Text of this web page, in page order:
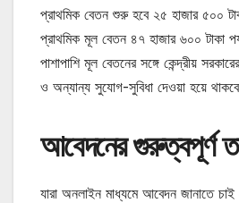
প্রাথমিক বেতন শুরু হবে ২৫ হাজার ৫০০
প্রাথমিক মূল বেতন ৪৭ হাজার ৬০০ টাকা
পাশাপাশি মূল বেতনের সঙ্গে কেন্দ্রীয়
ও অন্যান্য সুযোগ-সুবিধা দেওয়া হয়ে
আবেদনের গুরুত্বপূর্ণ
যারা অনলাইন মাধ্যমে আবেদন জানাতে